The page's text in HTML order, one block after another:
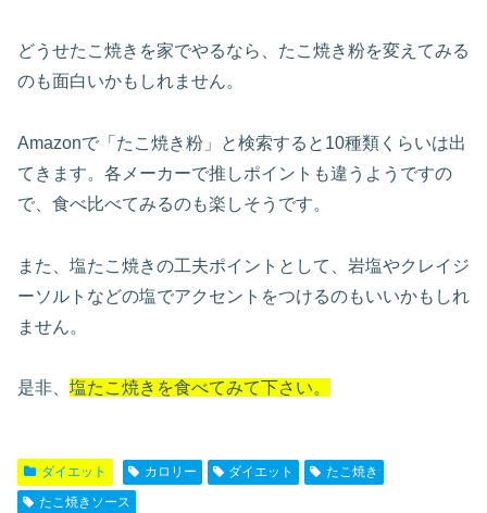
どうせたこ焼きを家でやるなら、たこ焼き粉を変えてみる
のも面白いかもしれません。
Amazonで「たこ焼き粉」と検索すると10種類くらいは出
てきます。各メーカーで推しポイントも違うようですの
で、食べ比べてみるのも楽しそうです。
また、塩たこ焼きの工夫ポイントとして、岩塩やクレイジ
ーソルトなどの塩でアクセントをつけるのもいいかもしれ
ません。
是非、 塩たこ焼きを食べてみて下さい。
ダイエット カロリー ダイエット
たこ焼き
たこ焼きソース